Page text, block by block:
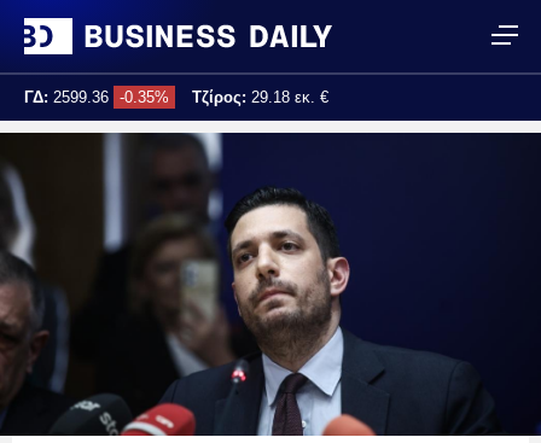
ΓΔ: 2599.36 -0.35% Τζίρος: 29.18 εκ. €
11:28:35